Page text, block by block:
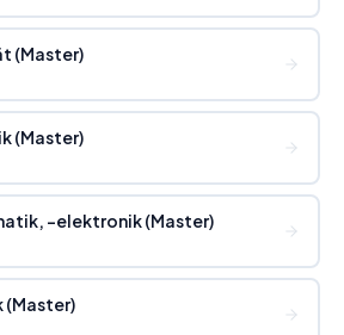
(Master)
(Master)
-elektronik (Master)